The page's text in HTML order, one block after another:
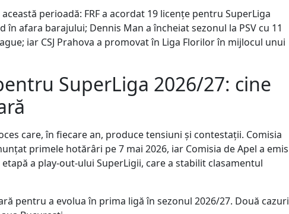
perioadă: FRF a acordat 19 licențe pentru SuperLiga
în afara barajului; Dennis Man a încheiat sezonul la PSV cu 11
iar CSJ Prahova a promovat în Liga Florilor în mijlocul unui
SuperLiga 2026/27: cine
care, în fiecare an, produce tensiuni și contestații. Comisia
primele hotărâri pe 7 mai 2026, iar Comisia de Apel a emis
a play-out-ului SuperLigii, care a stabilit clasamentul
pentru a evolua în prima ligă în sezonul 2026/27. Două cazuri